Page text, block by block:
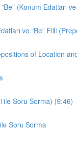
(Konum Edatları
ve "Be" Fiili
of Location
ile Soru Sorma) (9:46)
Soru Sorma